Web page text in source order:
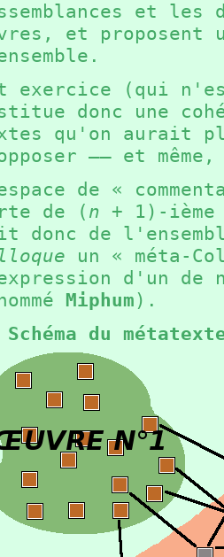
et les
et proposent
exercice (qui
donc une
qu'on aurait
—— et
de «
de ( n + 1)-
donc de
un « méta-
d'un de
Miphum).
Schéma du